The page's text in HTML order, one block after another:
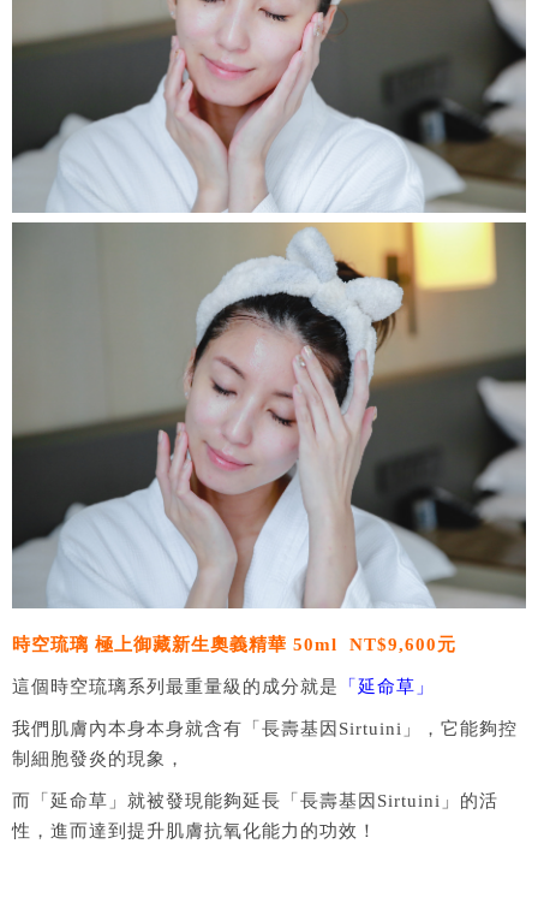
時空琉璃 極上御藏新生奧義精華 50ml NT$9,600元
這個時空琉璃系列最重量級的成分就是 「延命草」
我們肌膚內本身本身就含有「長壽基因Sirtuini」，它能夠控
制細胞發炎的現象，
而「延命草」就被發現能夠延長「長壽基因Sirtuini」的活
性，進而達到提升肌膚抗氧化能力的功效！